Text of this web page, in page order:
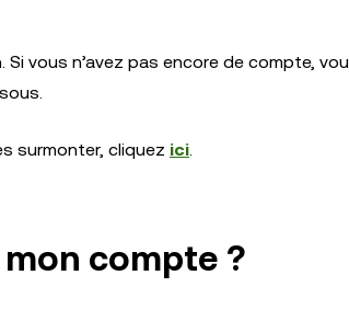
vous n’avez pas encore de compte,
surmonter, cliquez ici.
compte ?